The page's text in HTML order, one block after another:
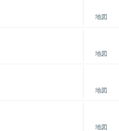
地図
地図
地図
地図